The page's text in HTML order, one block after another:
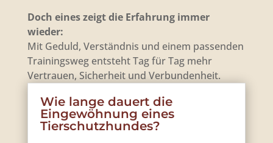
Doch eines zeigt die Erfahrung immer
wieder:
Mit Geduld, Verständnis und einem passenden
Trainingsweg entsteht Tag für Tag mehr
Vertrauen, Sicherheit und Verbundenheit.
Wie lange dauert die
Eingewöhnung eines
Tierschutzhundes?